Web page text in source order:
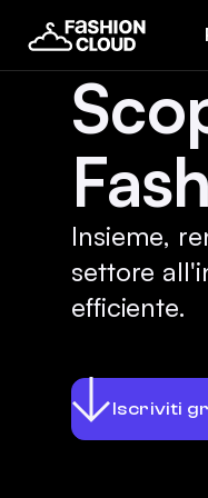
Insieme,
settore
efficiente.
Iscriviti